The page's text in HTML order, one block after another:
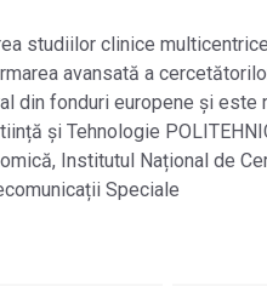
studiilor clinice
avansată a
din fonduri europene și este
și Tehnologie
Institutul Național de
Speciale